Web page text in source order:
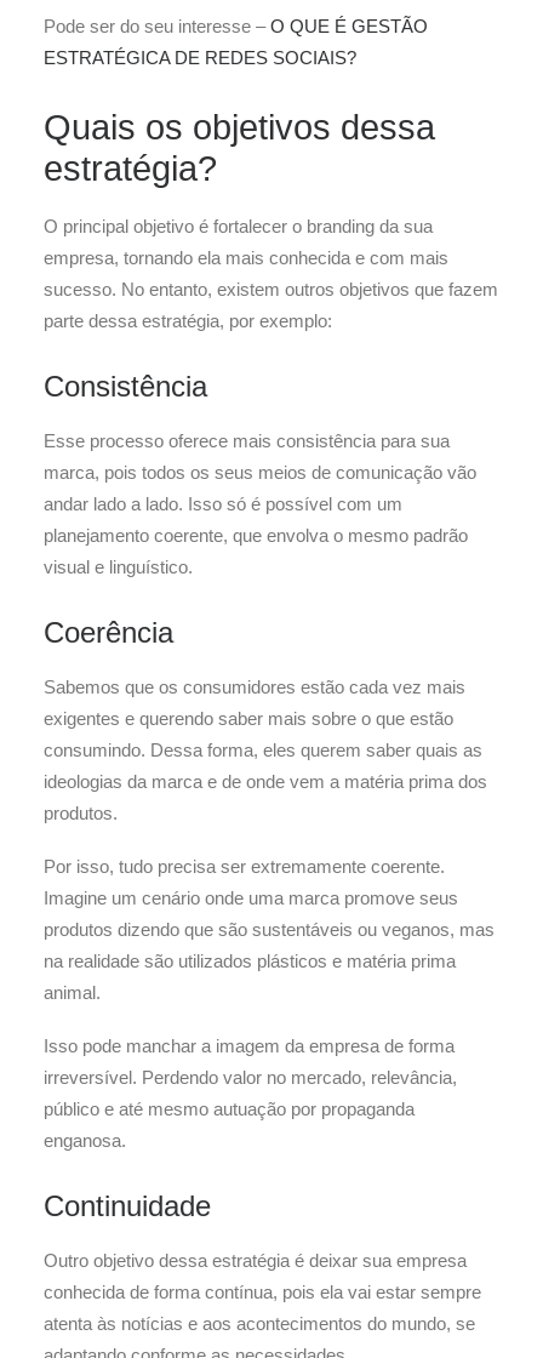
Pode ser do seu interesse –O QUE É GESTÃO
ESTRATÉGICA DE REDES SOCIAIS?
Quais os objetivos dessa
estratégia?
O principal objetivo é fortalecer o branding da sua
empresa, tornando ela mais conhecida e com mais
sucesso. No entanto, existem outros objetivos que fazem
parte dessa estratégia, por exemplo:
Consistência
Esse processo oferece mais consistência para sua
marca, pois todos os seus meios de comunicação vão
andar lado a lado. Isso só é possível com um
planejamento coerente, que envolva o mesmo padrão
visual e linguístico.
Coerência
Sabemos que os consumidores estão cada vez mais
exigentes e querendo saber mais sobre o que estão
consumindo. Dessa forma, eles querem saber quais as
ideologias da marca e de onde vem a matéria prima dos
produtos.
Por isso, tudo precisa ser extremamente coerente.
Imagine um cenário onde uma marca promove seus
produtos dizendo que são sustentáveis ou veganos, mas
na realidade são utilizados plásticos e matéria prima
animal.
Isso pode manchar a imagem da empresa de forma
irreversível. Perdendo valor no mercado, relevância,
público e até mesmo autuação por propaganda
enganosa.
Continuidade
Outro objetivo dessa estratégia é deixar sua empresa
conhecida de forma contínua, pois ela vai estar sempre
atenta às notícias e aos acontecimentos do mundo, se